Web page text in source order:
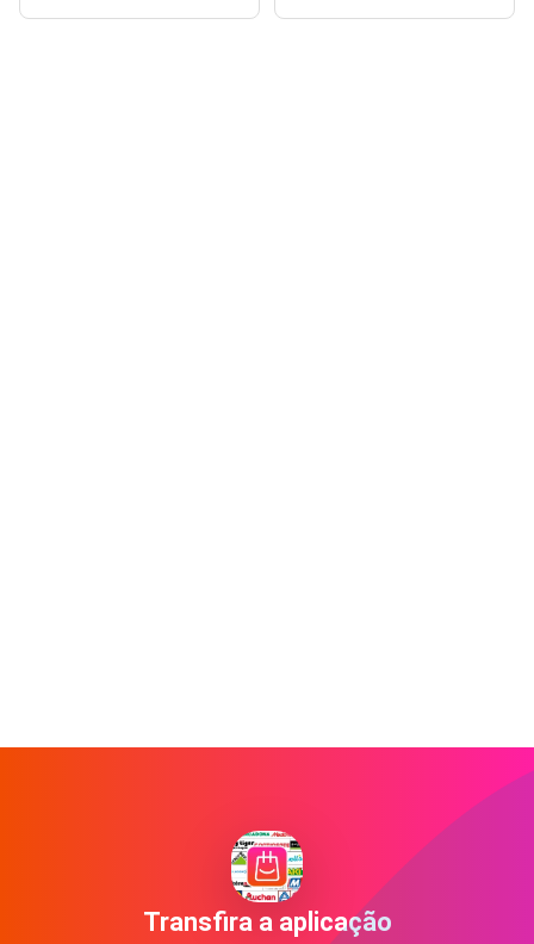
Transfira a aplicação